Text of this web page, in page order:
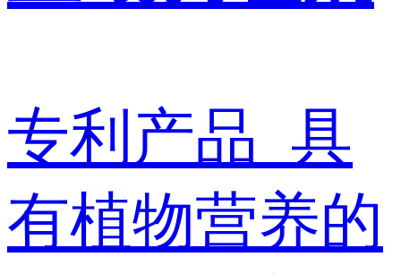
专利产品 具
有植物营养的